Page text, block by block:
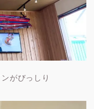
がびっしり